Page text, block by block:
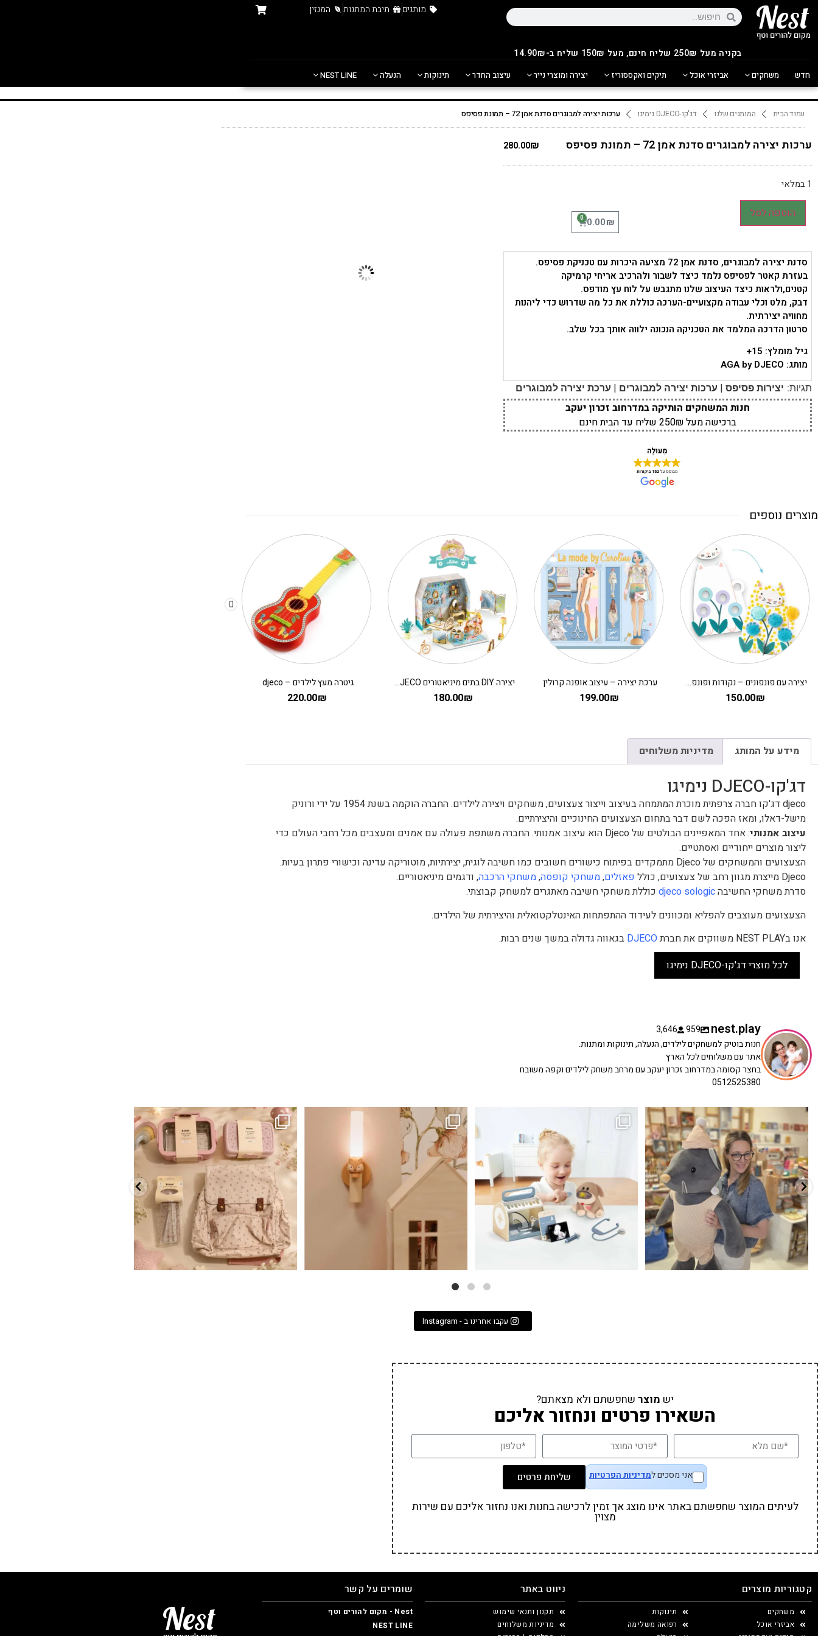
בקניה מעל 250 ₪ שליח חינם, מעל 150₪ שליח ב-14.90₪
מותגים תיבת המתנות המגזין
חדש משחקים אביזרי אוכל תיקים ואקססוריז יצירה ומוצרי נייר עיצוב החדר תינוקות הנעלה NEST LINE
עמוד הבית המותגים שלנו דג'קו-DJECO נימיגו ערכות יצירה למבוגרים סדנת אמן 72 – תמונת פסיפס
ערכות יצירה למבוגרים סדנת אמן 72 – תמונת פסיפס 280.00₪
1 במלאי
הוספה לסל
0.00₪
0
סדנת יצירה למבוגרים, סדנת אמן 72 מציעה היכרות עם טכניקת פסיפס.
בעזרת קאטר לפסיפס נלמד כיצד לשבור ולהרכיב אריחי קרמיקה
קטנים,ולראות כיצד העיצוב שלנו מתגבש על לוח עץ מודפס.
דבק, מלט וכלי עבודה מקצועיים-הערכה כוללת את כל מה שדרוש כדי ליהנות
מחוויה יצירתית.
סרטון הדרכה המלמד את הטכניקה הנכונה ילווה אותך בכל שלב.
גיל מומלץ: 15+
מותג: AGA by DJECO
תגיות: יצירות פסיפס | ערכות יצירה למבוגרים | ערכת יצירה למבוגרים
חנות המשחקים הותיקה במדרחוב זכרון יעקב
ברכישה מעל 250₪ שליח עד הבית חינם
מוצרים נוספים
יצירה עם פונפונים – נקודות ופונפונים בדשא DJECO
150.00₪
ערכת יצירה – עיצוב אופנה קרולין
199.00₪
יצירה DIY בתים מיניאטורים DJECO – אלבה
180.00₪
גיטרה מעץ לילדים – djeco
220.00₪
מידע על המותג מדיניות משלוחים
דג'קו-DJECO נימיגו
djeco דג'קו חברה צרפתית מוכרת המתמחה בעיצוב וייצור צעצועים, משחקים ויצירה לילדים. החברה הוקמה בשנת 1954 על ידי ורוניק
מישל-דאלו, ומאז הפכה לשם דבר בתחום הצעצועים החינוכיים והיצירתיים.
עיצוב אמנותי
: אחד המאפיינים הבולטים של Djeco הוא עיצוב אמנותי. החברה משתפת פעולה עם אמנים ומעצבים מכל רחבי העולם כדי
ליצור מוצרים ייחודיים ואסתטיים.
הצעצועים והמשחקים של Djeco מתמקדים בפיתוח כישורים חשובים כמו חשיבה לוגית, יצירתיות, מוטוריקה עדינה וכישורי פתרון בעיות.
Djeco מייצרת מגוון רחב של צעצועים, כולל
פאזלים,משחקי קופסה,משחקי הרכבה, ודגמים מיניאטוריים.
סדרת משחקי החשיבהdjeco sologic כוללת משחקי חשיבה מאתגרים למשחק קבוצתי.
הצעצועים מעוצבים להפליא ומכוונים לעידוד ההתפתחות האינטלקטואלית והיצירתית של הילדים.
אנו בNEST PLAY משווקים את חברת
DJECO בגאווה גדולה במשך שנים רבות.
לכל מוצרי דג'קו-DJECO נימיגו
nest.play
959
3,646
חנות בוטיק למשחקים לילדים, הנעלה, תינוקות ומתנות.
אתר עם משלוחים לכל הארץ
בחצר קסומה במדרחוב זכרון יעקב עם מרחב משחק לילדים וקפה משובח
0512525380
הקולקציה החדשה
9 4
גם פריט עיצובי לחדר, גם מנורת לילה מרגיעה, וגם...
0
7 0
כשפתחתי את החנות חלמתי ליצור מקום שהייתי
שמחה
39 16
עקבו אחרינו ב - Instagram
יש מוצר שחפשתם ולא מצאתם?
השאירו פרטים ונחזור אליכם
אני מסכים למדיניות הפרטיות שליחת פרטים
לעיתים המוצר שחפשתם באתר אינו מוצג אך זמין לרכישה בחנות ואנו נחזור אליכם עם שירות
מצוין
קטגוריות מוצרים
משחקים
אביזרי אוכל
תינוקות
רפואה משלימה
ניווט באתר
תקנון ותנאי שימוש
מדיניות משלוחים
שומרים על קשר
Nest - מקום להורים וטף
NEST LINE